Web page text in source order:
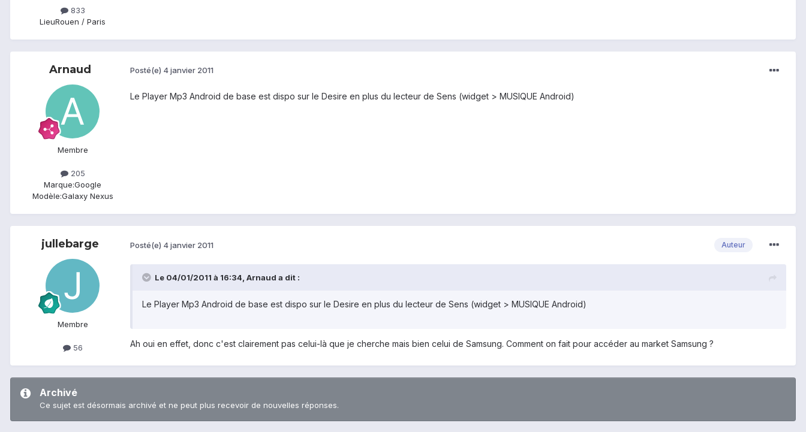
833
LieuRouen / Paris
Arnaud
Membre
205
Marque:Google
Modèle:Galaxy Nexus
Posté(e) 4 janvier 2011
Le Player Mp3 Android de base est dispo sur le Desire en plus du lecteur de Sens (widget > MUSIQUE Android)
jullebarge
Membre
56
Auteur
Posté(e) 4 janvier 2011
Le 04/01/2011 à 16:34, Arnaud a dit :
Le Player Mp3 Android de base est dispo sur le Desire en plus du lecteur de Sens (widget > MUSIQUE Android)
Ah oui en effet, donc c'est clairement pas celui-là que je cherche mais bien celui de Samsung. Comment on fait pour accéder au market Samsung ?
Archivé
Ce sujet est désormais archivé et ne peut plus recevoir de nouvelles réponses.